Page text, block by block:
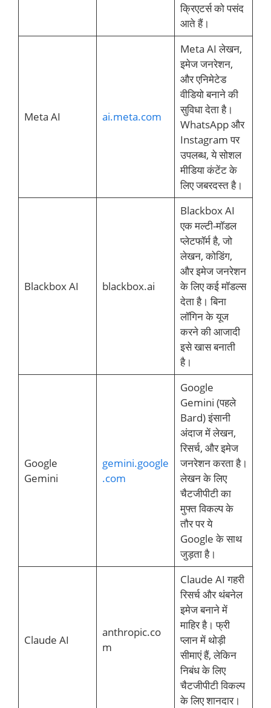
क्रिएटर्स को पसंद
आते हैं।
Meta AI ai.meta.com
Meta AI लेखन,
इमेज जनरेशन,
और एनिमेटेड
वीडियो बनाने की
सुविधा देता है।
WhatsApp और
Instagram पर
उपलब्ध, ये सोशल
मीडिया कंटेंट के
लिए जबरदस्त है।
Blackbox AI blackbox.ai
Blackbox AI
एक मल्टी-मॉडल
प्लेटफॉर्म है, जो
लेखन, कोडिंग,
और इमेज जनरेशन
के लिए कई मॉडल्स
देता है। बिना
लॉगिन के यूज
करने की आजादी
इसे खास बनाती
है।
Google
Gemini
gemini.google
.com
Google
Gemini (पहले
Bard) इंसानी
अंदाज में लेखन,
रिसर्च, और इमेज
जनरेशन करता है।
लेखन के लिए
चैटजीपीटी का
मुफ्त विकल्प के
तौर पर ये
Google के साथ
जुड़ता है।
Claude AI
anthropic.co
m
Claude AI गहरी
रिसर्च और थंबनेल
इमेज बनाने में
माहिर है। फ्री
प्लान में थोड़ी
सीमाएं हैं, लेकिन
निबंध के लिए
चैटजीपीटी विकल्प
के लिए शानदार।